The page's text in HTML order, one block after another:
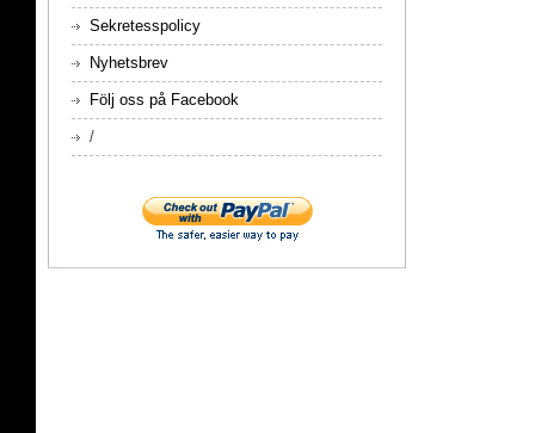
Sekretesspolicy
Nyhetsbrev
Följ oss på Facebook
/